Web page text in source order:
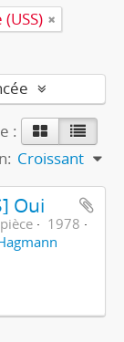
:
Croissant
Oui
pièce
1978